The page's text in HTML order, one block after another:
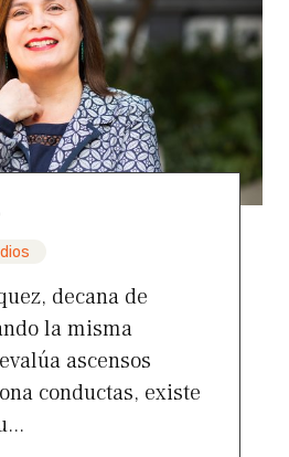
decana de
la misma
ascensos
conductas, existe